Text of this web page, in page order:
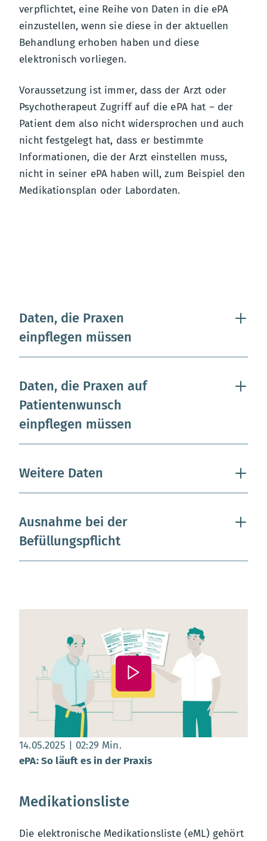
verpflichtet, eine Reihe von Daten in die ePA
einzustellen, wenn sie diese in der aktuellen
Behandlung erhoben haben und diese
elektronisch vorliegen.
Voraussetzung ist immer, dass der Arzt oder
Psychotherapeut Zugriff auf die ePA hat – der
Patient dem also nicht widersprochen und auch
nicht festgelegt hat, dass er bestimmte
Informationen, die der Arzt einstellen muss,
nicht in seiner ePA haben will, zum Beispiel den
Medikationsplan oder Labordaten.
Daten, die Praxen
einpflegen müssen
Daten, die Praxen auf
Patientenwunsch
einpflegen müssen
Weitere Daten
Ausnahme bei der
Befüllungspflicht
Datum:
14.05.2025 , Dauer:
02:29 Min.02 Minuten 29 Sekunden
ePA: So läuft es in der Praxis
Medikationsliste
Die elektronische Medikationsliste (eML) gehört